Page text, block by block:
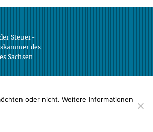
Steuer-
des
Sachsen
oder nicht. Weitere Informationen